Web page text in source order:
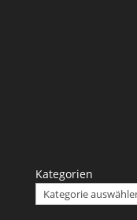
Kategorien